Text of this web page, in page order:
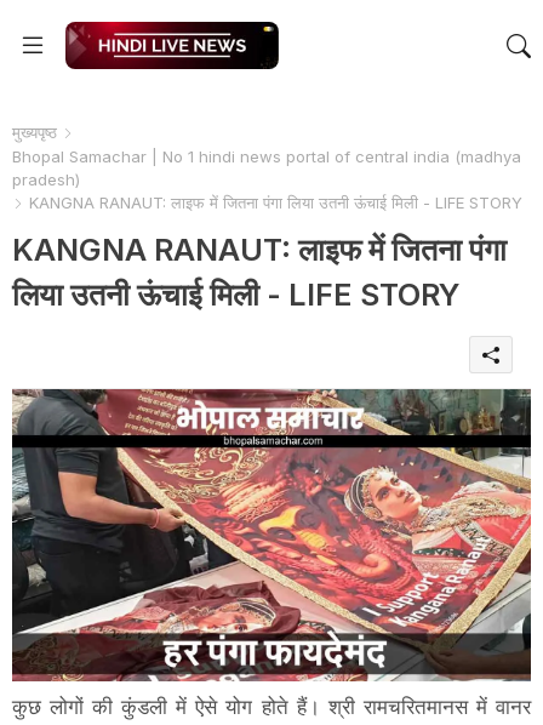
मुख्यपृष्ठ
Bhopal Samachar | No 1 hindi news portal of central india (madhya
pradesh)
KANGNA RANAUT: लाइफ में जितना पंगा लिया उतनी ऊंचाई मिली - LIFE STORY
KANGNA RANAUT: लाइफ में जितना पंगा
लिया उतनी ऊंचाई मिली - LIFE STORY
कुछ लोगों की कुंडली में ऐसे योग होते हैं। श्री रामचरितमानस में वानर